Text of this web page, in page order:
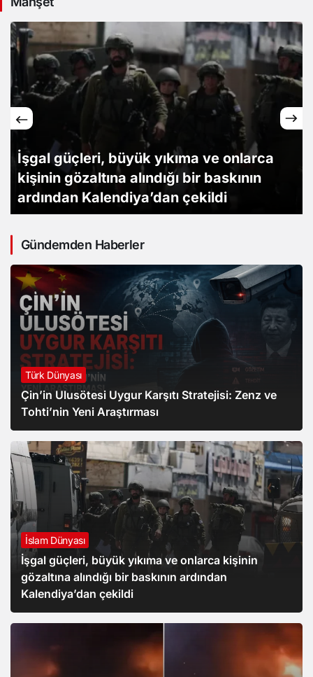
İşgal güçleri, büyük yıkıma ve onlarca
kişinin gözaltına alındığı bir baskının
ardından Kalendiya’dan çekildi
Gündemden Haberler
Türk Dünyası
Çin’in Ulusötesi Uygur Karşıtı Stratejisi: Zenz ve
Tohti’nin Yeni Araştırması
İslam Dünyası
İşgal güçleri, büyük yıkıma ve onlarca kişinin
gözaltına alındığı bir baskının ardından
Kalendiya’dan çekildi